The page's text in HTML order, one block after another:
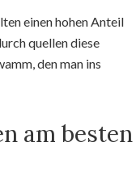
einen hohen Anteil
quellen diese
den man ins
am besten